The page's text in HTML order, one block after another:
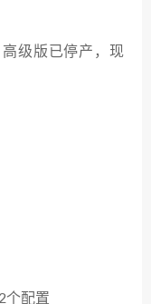
级版已停产，现
个配置